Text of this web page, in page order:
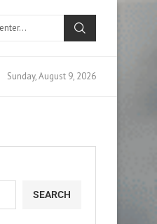
Sunday, August 9, 2026
SEARCH